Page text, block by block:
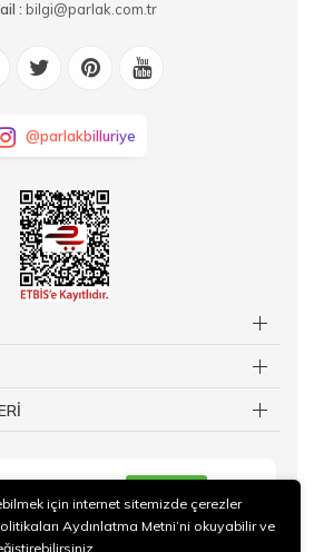
: bilgi@parlak.com.tr
@parlakbilluriye
için internet sitemizde çerezler
Aydınlatma Metni’ni okuyabilir ve